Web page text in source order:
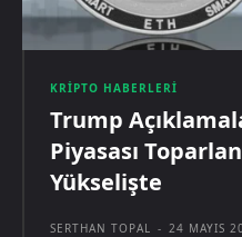
KRIPTO HABERLERI
Trump
Piyasası
Yükselişte
SERTHAN TOPAL - 24 MAYIS